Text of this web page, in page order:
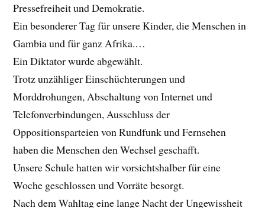
Pressefreiheit und Demokratie.
Ein besonderer Tag für unsere Kinder, die Menschen in
Gambia und für ganz Afrika.…
Ein Diktator wurde abgewählt.
Trotz unzähliger Einschüchterungen und
Morddrohungen, Abschaltung von Internet und
Telefonverbindungen, Ausschluss der
Oppositionsparteien von Rundfunk und Fernsehen
haben die Menschen den Wechsel geschafft.
Unsere Schule hatten wir vorsichtshalber für eine
Woche geschlossen und Vorräte besorgt.
Nach dem Wahltag eine lange Nacht der Ungewissheit